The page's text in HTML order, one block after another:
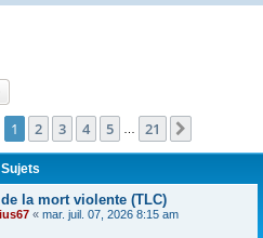
e
Page 1sur21
1 2 3 4 5 21
Sujets
la mort violente (TLC)
« mar. juil. 07, 2026 8:15 am